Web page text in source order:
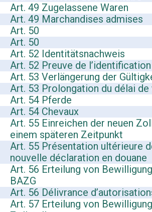
Art. 49 Zugelassene Waren
Art. 49 Marchandises admises
Art. 50
Art. 50
Art. 52 Identitätsnachweis
Art. 52 Preuve de l’identification
Art. 53 Verlängerung der
Art. 53 Prolongation du délai
Art. 54 Pferde
Art. 54 Chevaux
Art. 55 Einreichen der neuen
einem späteren Zeitpunkt
Art. 55 Présentation ultérieure
nouvelle déclaration en douane
Art. 56 Erteilung von
BAZG
Art. 56 Délivrance
Art. 57 Erteilung von